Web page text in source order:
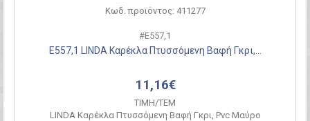
Κωδ. προϊόντος: 411277
#Ε557,1
Ε557,1 LINDA Καρέκλα Πτυσσόμενη Βαφή Γκρι,...
11,16€
ΤΙΜH/ΤΕΜ
LINDA Καρέκλα Πτυσσόμενη Βαφή Γκρι, Pvc Μαύρο